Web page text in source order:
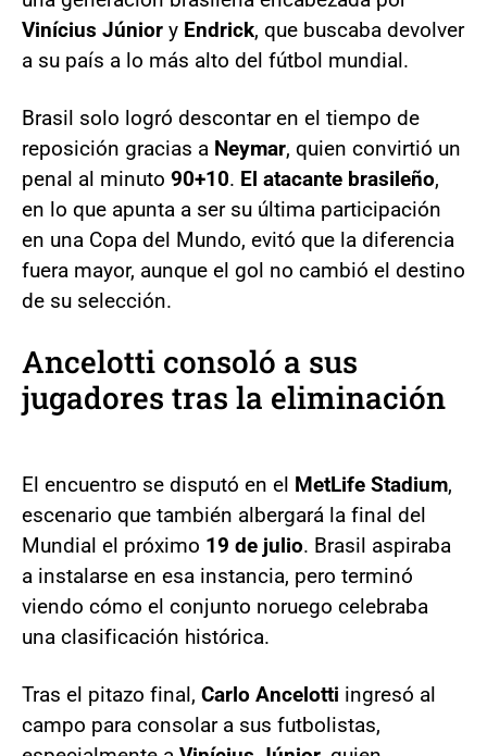
Vinícius Júnior y Endrick, que buscaba devolver
a su país a lo más alto del fútbol mundial.
Brasil solo logró descontar en el tiempo de
reposición gracias a Neymar, quien convirtió un
penal al minuto 90+10. El atacante brasileño,
en lo que apunta a ser su última participación
en una Copa del Mundo, evitó que la diferencia
fuera mayor, aunque el gol no cambió el destino
de su selección.
Ancelotti consoló a sus
jugadores tras la eliminación
El encuentro se disputó en el MetLife Stadium,
escenario que también albergará la final del
Mundial el próximo 19 de julio. Brasil aspiraba
a instalarse en esa instancia, pero terminó
viendo cómo el conjunto noruego celebraba
una clasificación histórica.
Tras el pitazo final, Carlo Ancelotti ingresó al
campo para consolar a sus futbolistas,